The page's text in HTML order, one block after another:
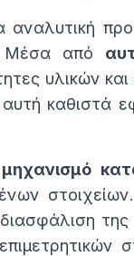
αναλυτική
Μέσα από
υλικών
αυτή καθιστά
μηχανισμό